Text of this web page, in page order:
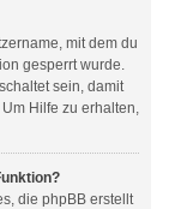
mit dem du
gesperrt wurde.
sein, damit
Hilfe zu erhalten,
die phpBB erstellt